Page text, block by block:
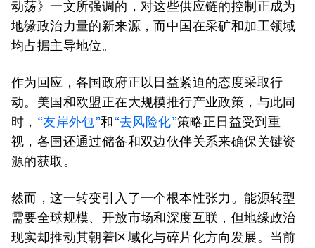
动荡》一文所强调的，对这些供应链的控制正成为
地缘政治力量的新来源，而中国在采矿和加工领域
均占据主导地位。
作为回应，各国政府正以日益紧迫的态度采取行
动。美国和欧盟正在大规模推行产业政策，与此同
时， “友岸外包”和“去风险化”策略正日益受到重
视，各国还通过储备和双边伙伴关系来确保关键资
源的获取。
然而，这一转变引入了一个根本性张力。能源转型
需要全球规模、开放市场和深度互联，但地缘政治
现实却推动其朝着区域化与碎片化方向发展。当前